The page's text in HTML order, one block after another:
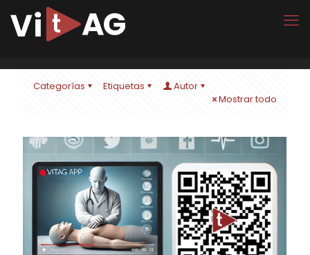
Categorías Etiquetas
Autor
Mostrar todo